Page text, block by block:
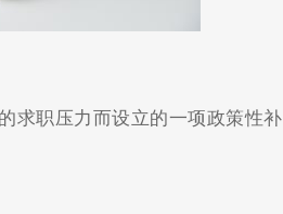
求职压力而设立的一项政策性补